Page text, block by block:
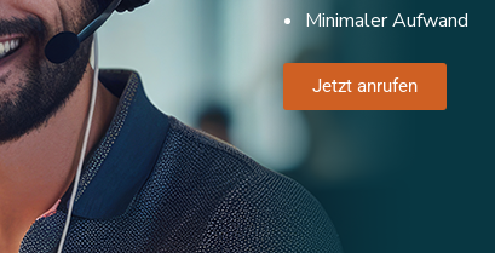
Minimaler Aufwand
Jetzt anrufen